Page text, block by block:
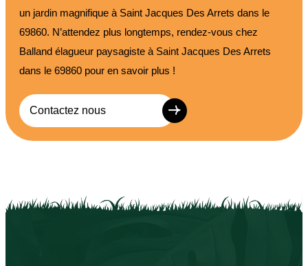
un jardin magnifique à Saint Jacques Des Arrets dans le
69860. N’attendez plus longtemps, rendez-vous chez
Balland élagueur paysagiste à Saint Jacques Des Arrets
dans le 69860 pour en savoir plus !
Contactez nous